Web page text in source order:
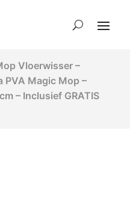
Vloerwisser –
PVA Magic Mop –
– Inclusief GRATIS